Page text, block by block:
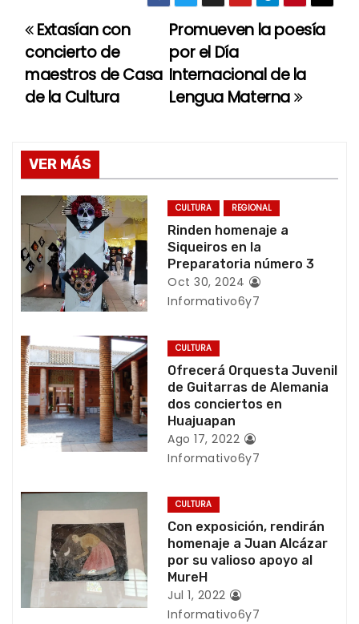
N
a
v
g
a
c
i
ó
n
d
e
e
a
d
Promueven la poesía
por el Día
Internacional de la
Lengua Materna
Extasían con
concierto de
maestros de Casa
de la Cultura
VER MÁS
CULTURA REGIONAL
Rinden homenaje a
Siqueiros en la
Preparatoria número 3
Oct 30, 2024
Informativo6y7
CULTURA
Ofrecerá Orquesta Juvenil
de Guitarras de Alemania
dos conciertos en
Huajuapan
Ago 17, 2022
Informativo6y7
CULTURA
Con exposición, rendirán
homenaje a Juan Alcázar
por su valioso apoyo al
MureH
Jul 1, 2022
Informativo6y7